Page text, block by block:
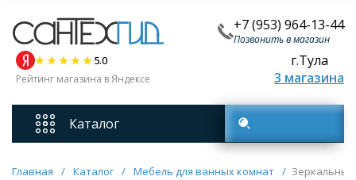
+7 (953) 964-13-44
Позвонить в магазин
5.0
Рейтинг магазина в Яндексе
г.Тула
3 магазина
Каталог
Смесители
Главная / Каталог / Мебель для ванных комнат /